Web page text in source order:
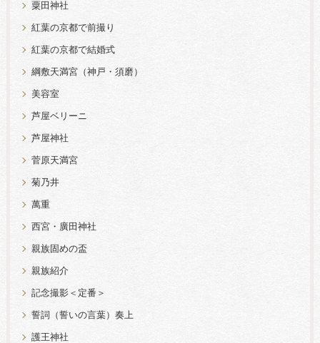
粟田神社
紅葉の京都で前撮り
紅葉の京都で結婚式
綱敷天満宮（神戸・須磨）
美容室
芦屋ベリーニ
芦屋神社
菅原天満宮
菊乃井
萬重
西宮・廣田神社
親族固めの盃
親族紹介
記念撮影＜定番＞
誓詞（誓いの言葉）奏上
護王神社